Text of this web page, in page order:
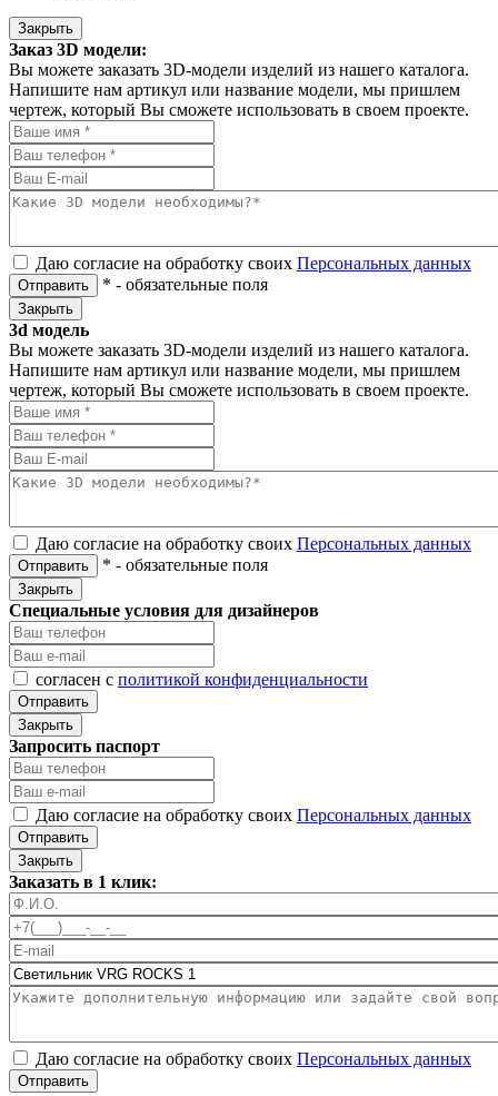
Закрыть
Заказ 3D модели:
Вы можете заказать 3D-модели изделий из нашего каталога.
Напишите нам артикул или название модели, мы пришлем
чертеж, который Вы сможете использовать в своем проекте.
Даю согласие на обработку своих Персональных данных
Отправить * - обязательные поля
Закрыть
3d модель
Вы можете заказать 3D-модели изделий из нашего каталога.
Напишите нам артикул или название модели, мы пришлем
чертеж, который Вы сможете использовать в своем проекте.
Даю согласие на обработку своих Персональных данных
Отправить * - обязательные поля
Закрыть
Специальные условия для дизайнеров
согласен с политикой конфиденциальности
Отправить
Закрыть
Запросить паспорт
Даю согласие на обработку своих Персональных данных
Отправить
Закрыть
Заказать в 1 клик:
Даю согласие на обработку своих Персональных данных
Отправить